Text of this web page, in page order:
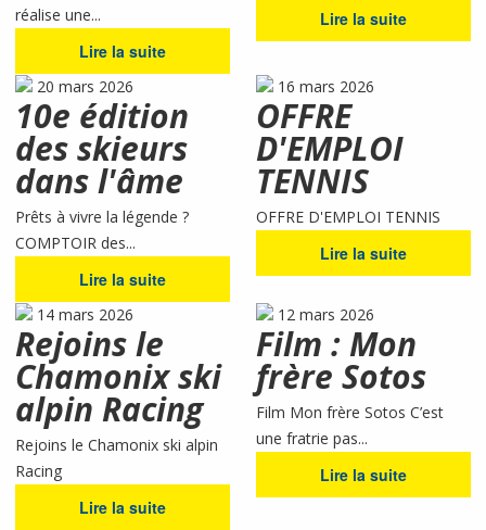
réalise une...
Lire la suite
Lire la suite
20 mars 2026
10e édition
des skieurs
dans l'âme
Prêts à vivre la légende ?
COMPTOIR des...
Lire la suite
16 mars 2026
OFFRE
D'EMPLOI
TENNIS
OFFRE D'EMPLOI TENNIS
Lire la suite
14 mars 2026
Rejoins le
Chamonix ski
alpin Racing
Rejoins le Chamonix ski alpin
Racing
Lire la suite
12 mars 2026
Film : Mon
frère Sotos
Film Mon frère Sotos C’est
une fratrie pas...
Lire la suite